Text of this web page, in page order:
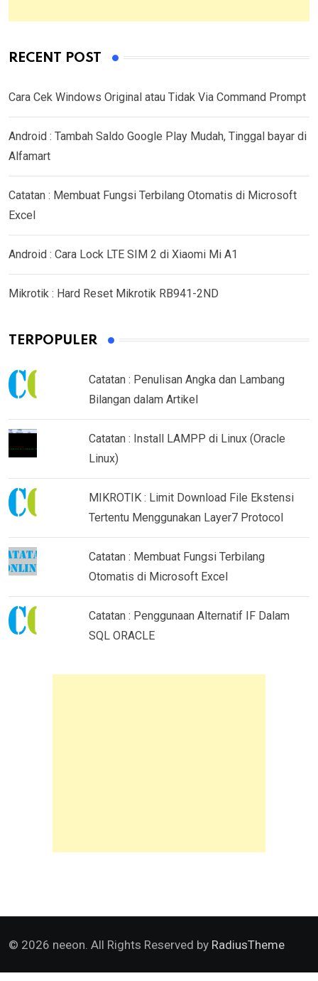
RECENT POST
Cara Cek Windows Original atau Tidak Via Command Prompt
Android : Tambah Saldo Google Play Mudah, Tinggal bayar di
Alfamart
Catatan : Membuat Fungsi Terbilang Otomatis di Microsoft
Excel
Android : Cara Lock LTE SIM 2 di Xiaomi Mi A1
Mikrotik : Hard Reset Mikrotik RB941-2ND
TERPOPULER
Catatan : Penulisan Angka dan Lambang
Bilangan dalam Artikel
Catatan : Install LAMPP di Linux (Oracle
Linux)
MIKROTIK : Limit Download File Ekstensi
Tertentu Menggunakan Layer7 Protocol
Catatan : Membuat Fungsi Terbilang
Otomatis di Microsoft Excel
Catatan : Penggunaan Alternatif IF Dalam
SQL ORACLE
© 2026 neeon. All Rights Reserved by RadiusTheme